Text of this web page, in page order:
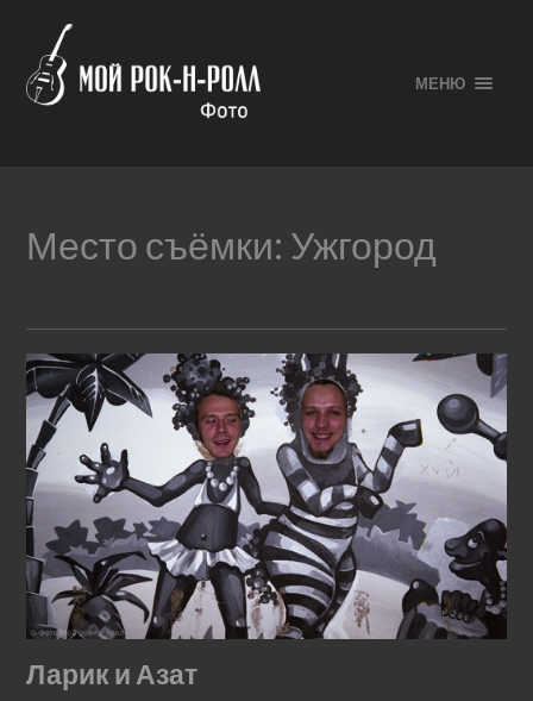
МЕНЮ
Место съёмки: Ужгород
Ларик и Азат